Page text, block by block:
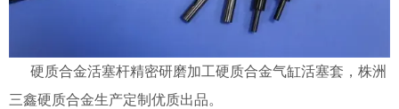
硬质合金活塞杆精密研磨加工硬质合金气缸活塞套 ，株洲
三鑫硬质合金生产定制优质出品。